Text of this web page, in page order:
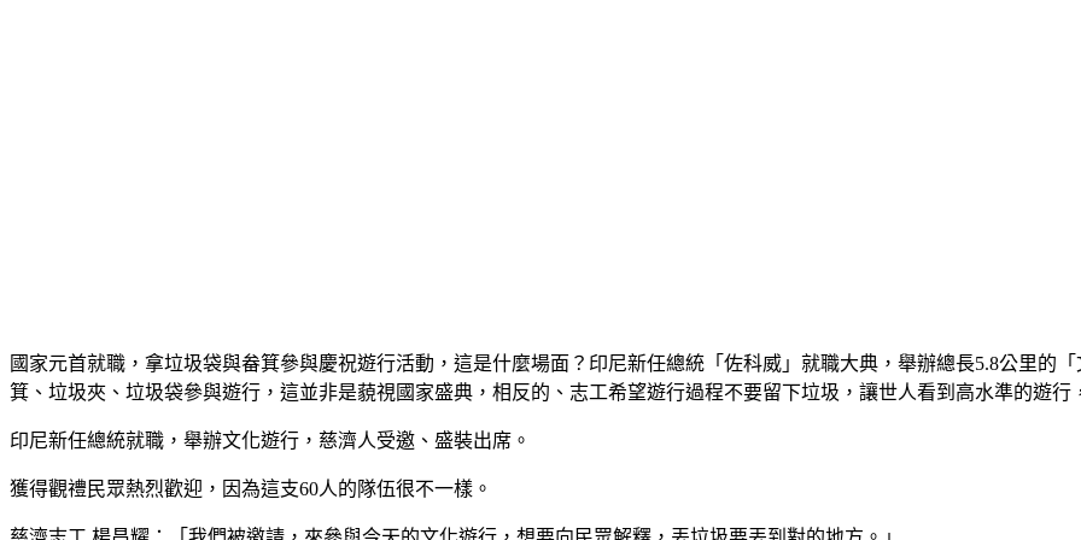
國家元首就職，拿垃圾袋與畚箕參與慶祝遊行活動，這是什麼場面？印尼新任總統「佐科威」就職大典，舉辦總長5.8公里的
箕、垃圾夾、垃圾袋參與遊行，這並非是藐視國家盛典，相反的、志工希望遊行過程不要留下垃圾，讓世人看到高水準的遊
印尼新任總統就職，舉辦文化遊行，慈濟人受邀、盛裝出席。
獲得觀禮民眾熱烈歡迎，因為這支60人的隊伍很不一樣。